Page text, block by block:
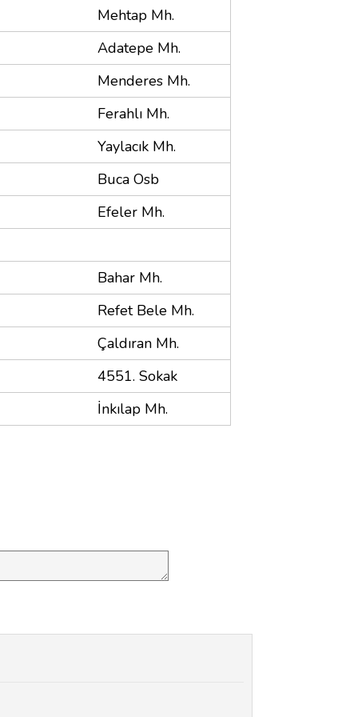
Mehtap Mh.
Adatepe Mh.
Menderes Mh.
Ferahlı Mh.
Yaylacık Mh.
Buca Osb
Efeler Mh.
Bahar Mh.
Refet Bele Mh.
Çaldıran Mh.
4551. Sokak
İnkılap Mh.